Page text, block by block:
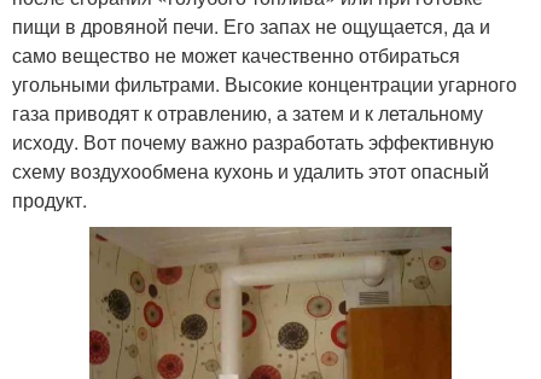
пищи в дровяной печи. Его запах не ощущается, да и
само вещество не может качественно отбираться
угольными фильтрами. Высокие концентрации угарного
газа приводят к отравлению, а затем и к летальному
исходу. Вот почему важно разработать эффективную
схему воздухообмена кухонь и удалить этот опасный
продукт.